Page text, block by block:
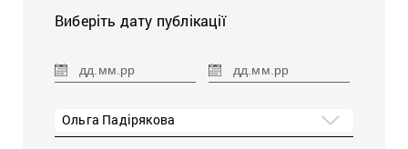
Виберіть дату публікації
Ольга Падірякова